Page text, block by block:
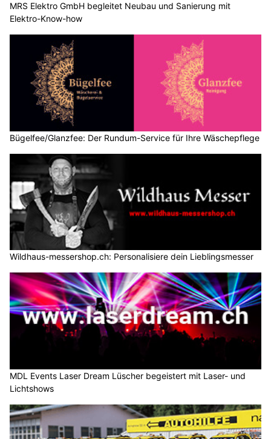
MRS Elektro GmbH begleitet Neubau und Sanierung mit
Elektro-Know-how
Bügelfee/Glanzfee: Der Rundum-Service für Ihre Wäschepflege
Wildhaus-messershop.ch: Personalisiere dein Lieblingsmesser
MDL Events Laser Dream Lüscher begeistert mit Laser- und
Lichtshows